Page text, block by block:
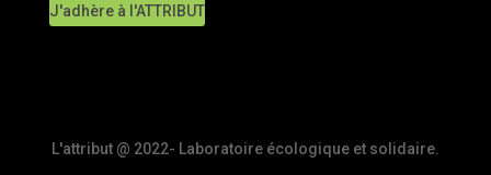
J'adhère à l'ATTRIBUT
L'attribut @ 2022- Laboratoire écologique et solidaire.